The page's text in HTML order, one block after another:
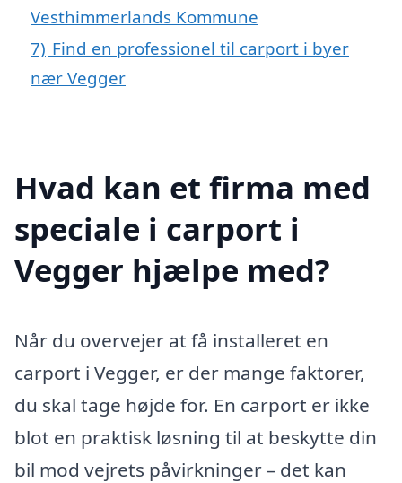
Vesthimmerlands Kommune
7) Find en professionel til carport i byer
nær Vegger
Hvad kan et firma med
speciale i carport i
Vegger hjælpe med?
Når du overvejer at få installeret en
carport i Vegger, er der mange faktorer,
du skal tage højde for. En carport er ikke
blot en praktisk løsning til at beskytte din
bil mod vejrets påvirkninger – det kan